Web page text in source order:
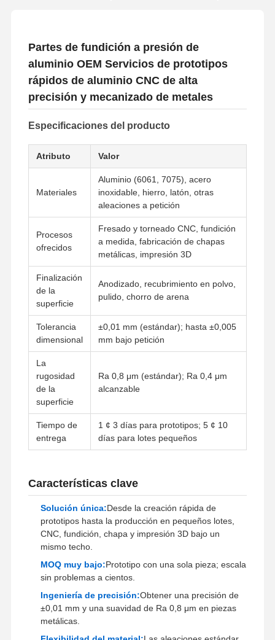
Inicio Productos Los Vídeos
Sobre
Nosotros
Partes de fundición a presión de
aluminio OEM Servicios de prototipos
rápidos de aluminio CNC de alta
precisión y mecanizado de metales
Especificaciones del producto
Atributo Valor
Materiales
Aluminio (6061, 7075), acero
inoxidable, hierro, latón, otras
aleaciones a petición
Procesos
ofrecidos
Fresado y torneado CNC, fundición
a medida, fabricación de chapas
metálicas, impresión 3D
Finalización
de la
superficie
Anodizado, recubrimiento en polvo,
pulido, chorro de arena
Tolerancia
dimensional
±0,01 mm (estándar); hasta ±0,005
mm bajo petición
La
rugosidad
de la
superficie
Ra 0,8 μm (estándar); Ra 0,4 μm
alcanzable
Tiempo de
entrega
1 ¢ 3 días para prototipos; 5 ¢ 10
días para lotes pequeños
Características clave
Solución única:Desde la creación rápida de
prototipos hasta la producción en pequeños lotes,
CNC, fundición, chapa y impresión 3D bajo un
mismo techo.
MOQ muy bajo:Prototipo con una sola pieza; escala
sin problemas a cientos.
Ingeniería de precisión:Obtener una precisión de
±0,01 mm y una suavidad de Ra 0,8 μm en piezas
metálicas.